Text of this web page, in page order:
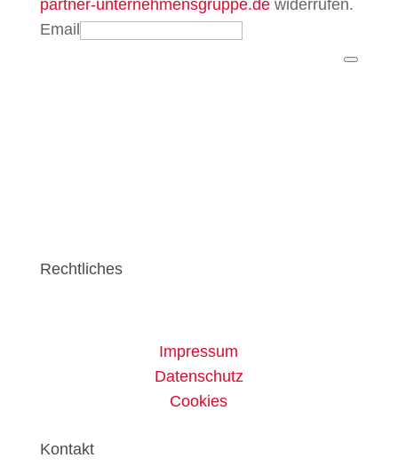
partner-unternehmensgruppe.dewiderrufen.
Email
Rechtliches
Impressum
Datenschutz
Cookies
Kontakt